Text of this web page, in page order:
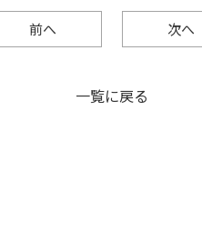
前へ 次へ
一覧に戻る